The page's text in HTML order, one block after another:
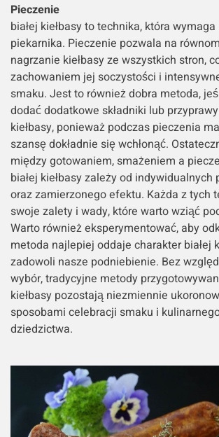
Pieczenie
białej kiełbasy to technika, która
piekarnika. Pieczenie pozwala na
nagrzanie kiełbasy ze wszystkich stron,
zachowaniem jej soczystości i
smaku. Jest to również dobra metoda,
dodać dodatkowe składniki lub
kiełbasy, ponieważ podczas pieczenia
szansę dokładnie się wchłonąć.
między gotowaniem, smażeniem a
białej kiełbasy zależy od indywidualnych
oraz zamierzonego efektu. Każda z tych
swoje zalety i wady, które warto wziąć
Warto również eksperymentować, aby
metoda najlepiej oddaje charakter białej
zadowoli nasze podniebienie. Bez
wybór, tradycyjne metody
kiełbasy pozostają niezmiennie
sposobami celebracji smaku i
dziedzictwa.